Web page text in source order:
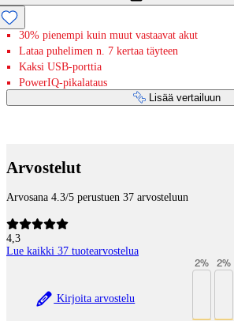
30% pienempi kuin muut vastaavat akut
Lataa puhelimen n. 7 kertaa täyteen
Kaksi USB-porttia
PowerIQ-pikalataus
Lisää vertailuun
Arvostelut
Arvosana 4.3/5 perustuen 37 arvosteluun
4,3
Lue kaikki 37 tuotearvostelua
Kirjoita arvostelu
2% 2%